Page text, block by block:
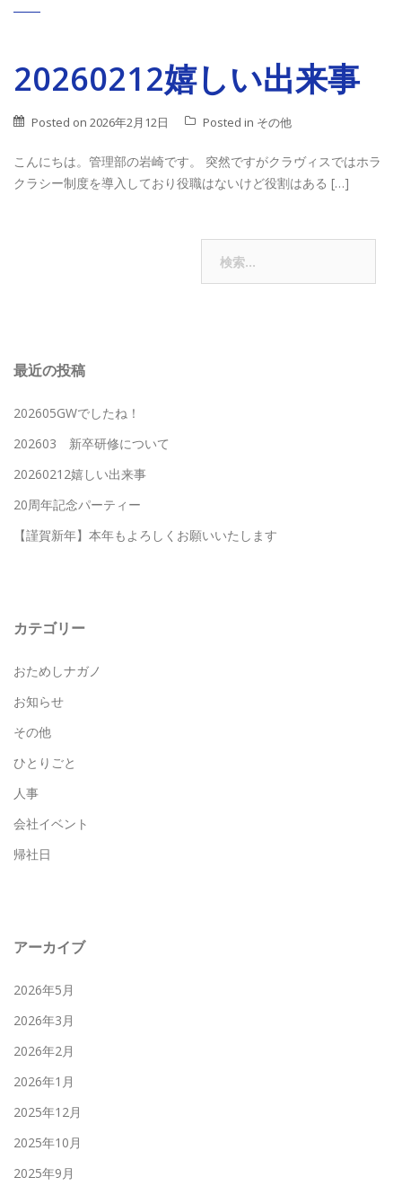
20260212嬉しい出来事
Posted on 2026年2月12日 Posted in その他
こんにちは。管理部の岩崎です。 突然ですがクラヴィスではホラ
クラシー制度を導入しており役職はないけど役割はある […]
ビ
ー
シ
ョ
ン
最近の投稿
202605GWでしたね！
202603 新卒研修について
20260212嬉しい出来事
20周年記念パーティー
【謹賀新年】本年もよろしくお願いいたします
カテゴリー
おためしナガノ
お知らせ
その他
ひとりごと
人事
会社イベント
帰社日
アーカイブ
2026年5月
2026年3月
2026年2月
2026年1月
2025年12月
2025年10月
2025年9月